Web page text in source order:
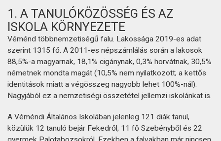
1. A TANULÓKÖZÖSSÉG ÉS AZ
ISKOLA KÖRNYEZETE
Véménd többnemzetiségű falu. Lakossága 2019-es adat
szerint 1315 fő. A 2011-es népszámlálás során a lakosok
88,5%-a magyarnak, 18,1% cigánynak, 0,3% horvátnak, 30,5%
németnek mondta magát (10,5% nem nyilatkozott; a kettős
identitások miatt a végösszeg nagyobb lehet 100%-nál).
Nagyjából ez a nemzetiségi összetétel jellemzi iskolánkat is.
A Véméndi Általános Iskolában jelenleg 121 diák tanul,
közülük 12 tanuló bejár Fekedről, 11 fő Szebényből és 22